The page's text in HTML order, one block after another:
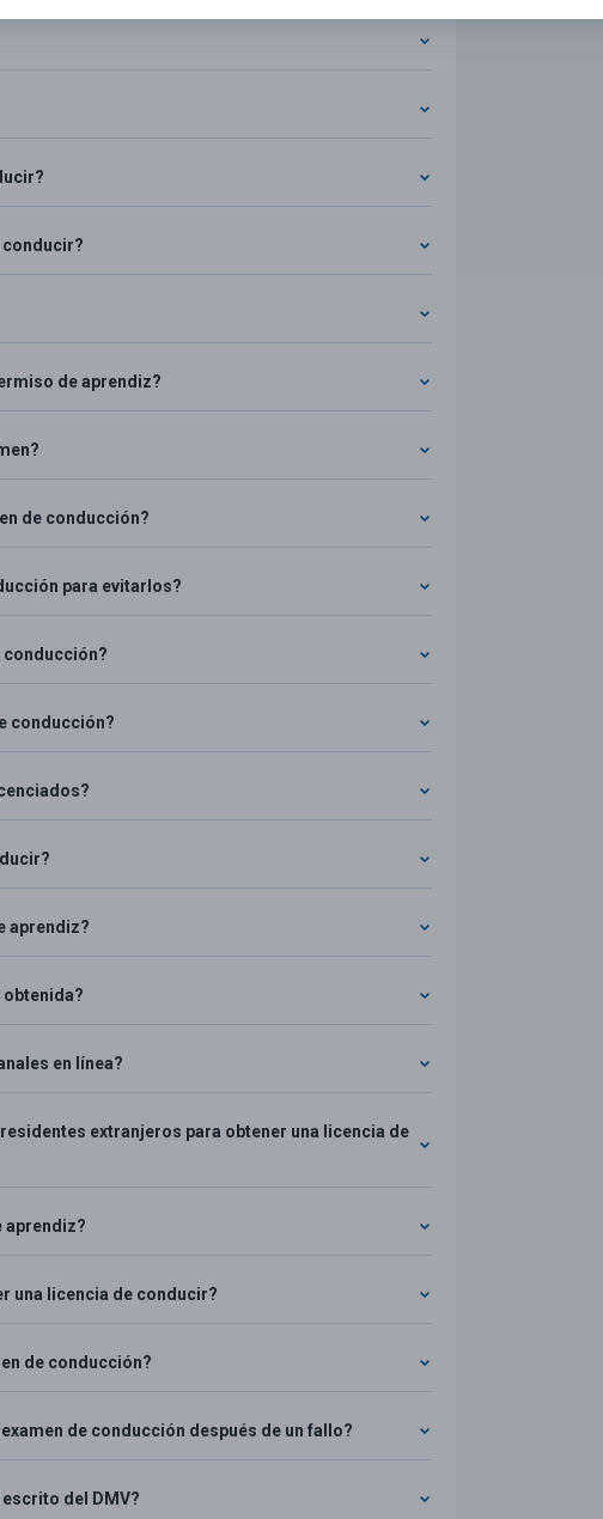
conducir?
de aprendiz?
de conducción?
para evitarlos?
conducción?
conducción?
aprendiz?
obtenida?
en línea?
extranjeros para obtener una licencia de
aprendiz?
una licencia de conducir?
de conducción?
de conducción después de un fallo?
del DMV?